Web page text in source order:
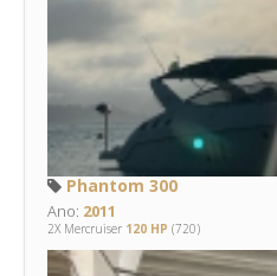
Phantom 300
Ano: 2011
2X Mercruiser 120 HP (720)